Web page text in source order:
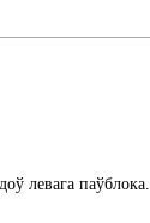
левага паўблока.